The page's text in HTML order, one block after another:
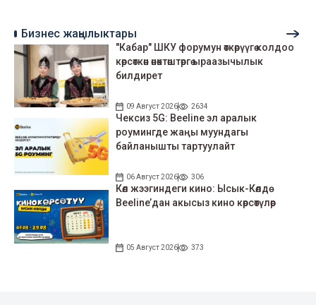
Бизнес жаңылыктары
"Кабар" ШКУ форумун өткөрүүгө колдоо
көрсөткөн өнөктөштөргө ыраазычылык
билдирет
09 Август 2026 2634
Чексиз 5G: Beeline эл аралык
роумингде жаңы муундагы
байланышты тартуулайт
06 Август 2026 306
Көл жээгиндеги кино: Ысык-Көлдө
Beeline’дан акысыз кино көрсөтүлөр
05 Август 2026 373